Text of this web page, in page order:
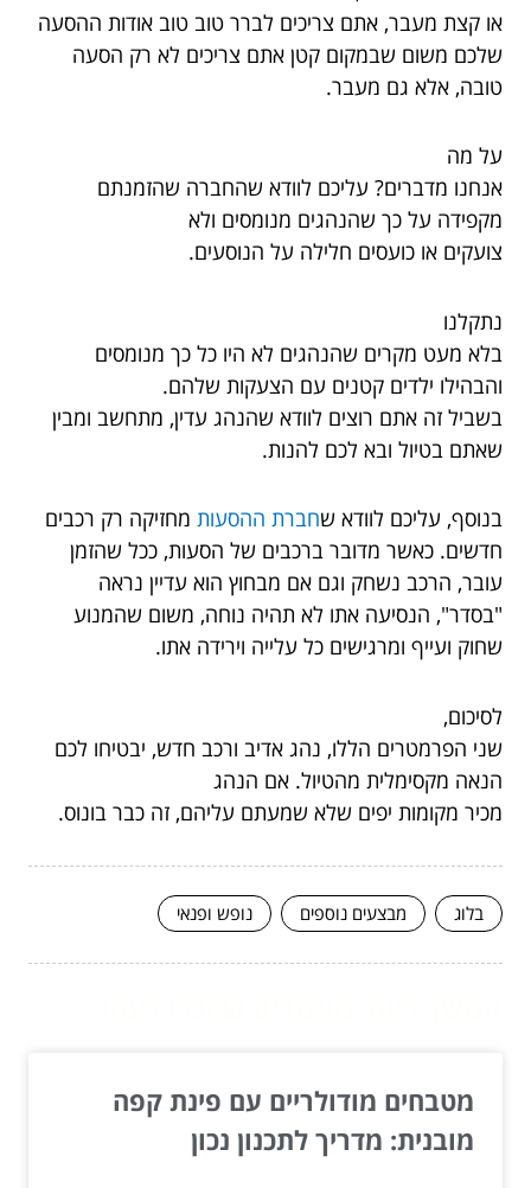
או קצת מעבר, אתם צריכים לברר טוב טוב אודות ההסעה
שלכם משום שבמקום קטן אתם צריכים לא רק הסעה
טובה, אלא גם מעבר.
על מה
אנחנו מדברים? עליכם לוודא שהחברה שהזמנתם
מקפידה על כך שהנהגים מנומסים ולא
צועקים או כועסים חלילה על הנוסעים.
נתקלנו
בלא מעט מקרים שהנהגים לא היו כל כך מנומסים
והבהילו ילדים קטנים עם הצעקות שלהם.
בשביל זה אתם רוצים לוודא שהנהג עדין, מתחשב ומבין
שאתם בטיול ובא לכם להנות.
בנוסף, עליכם לוודא שחברת ההסעות מחזיקה רק רכבים
חדשים. כאשר מדובר ברכבים של הסעות, ככל שהזמן
עובר, הרכב נשחק וגם אם מבחוץ הוא עדיין נראה
"בסדר", הנסיעה אתו לא תהיה נוחה, משום שהמנוע
שחוק ועייף ומרגישים כל עלייה וירידה אתו.
לסיכום,
שני הפרמטרים הללו, נהג אדיב ורכב חדש, יבטיחו לכם
הנאה מקסימלית מהטיול. אם הנהג
מכיר מקומות יפים שלא שמעתם עליהם, זה כבר בונוס.
בלוג מבצעים נוספים נופש ופנאי
מטבחים מודולריים עם פינת קפה
מובנית: מדריך לתכנון נכון